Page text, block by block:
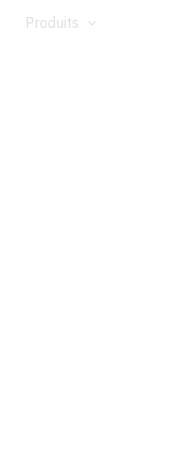
Produits